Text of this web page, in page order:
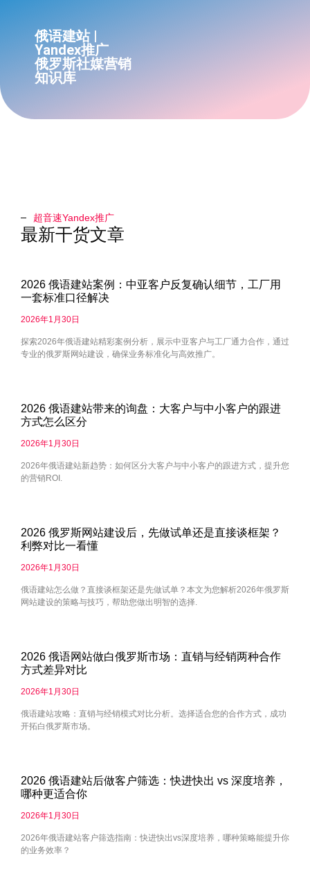
俄语建站 |
Yandex推广
俄罗斯社媒营销
知识库
超音速Yandex推广​
最新干货文章
2026 俄语建站案例：中亚客户反复确认细节，工厂用
一套标准口径解决
2026年1月30日
探索2026年俄语建站精彩案例分析，展示中亚客户与工厂通力合作，通过
专业的俄罗斯网站建设，确保业务标准化与高效推广。
2026 俄语建站带来的询盘：大客户与中小客户的跟进
方式怎么区分
2026年1月30日
2026年俄语建站新趋势：如何区分大客户与中小客户的跟进方式，提升您
的营销ROI.
2026 俄罗斯网站建设后，先做试单还是直接谈框架？
利弊对比一看懂
2026年1月30日
俄语建站怎么做？直接谈框架还是先做试单？本文为您解析2026年俄罗斯
网站建设的策略与技巧，帮助您做出明智的选择.
2026 俄语网站做白俄罗斯市场：直销与经销两种合作
方式差异对比
2026年1月30日
俄语建站攻略：直销与经销模式对比分析。选择适合您的合作方式，成功
开拓白俄罗斯市场。
2026 俄语建站后做客户筛选：快进快出 vs 深度培养，
哪种更适合你
2026年1月30日
2026年俄语建站客户筛选指南：快进快出vs深度培养，哪种策略能提升你
的业务效率？